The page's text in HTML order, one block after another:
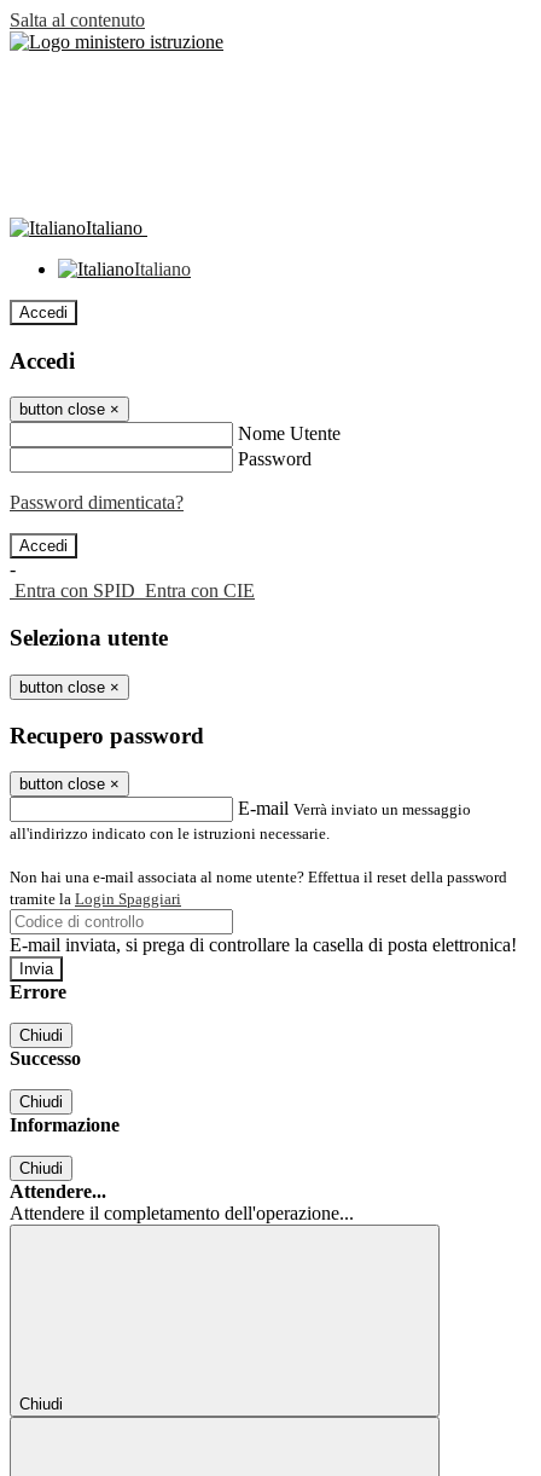
Salta al contenuto
Italiano
Italiano
Accedi
Accedi
button close ×
Nome Utente
Password
Password dimenticata?
-
Entra con SPID Entra con CIE
Seleziona utente
button close ×
Recupero password
button close ×
E-mail Verrà inviato un messaggio
all'indirizzo indicato con le istruzioni necessarie.
Non hai una e-mail associata al nome utente? Effettua il reset della password
tramite la Login Spaggiari
E-mail inviata, si prega di controllare la casella di posta elettronica!
Errore
Chiudi
Successo
Chiudi
Informazione
Chiudi
Attendere...
Attendere il completamento dell'operazione...
Chiudi